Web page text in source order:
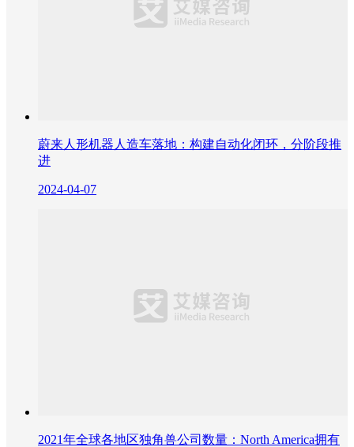
蔚来人形机器人造车落地：构建自动化闭环，分阶段推
进
2024-04-07
2021年全球各地区独角兽公司数量：North America拥有